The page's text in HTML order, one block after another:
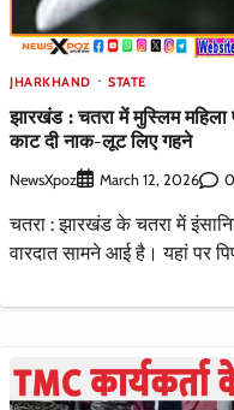
JHARKHAND STATE
झारखंड : चतरा में मुस्लिम
काट दी नाक-लूट लिए गहने
NewsXpoz March 12, 2026 0
चतरा : झारखंड के चतरा में
वारदात सामने आई है। यहां पर